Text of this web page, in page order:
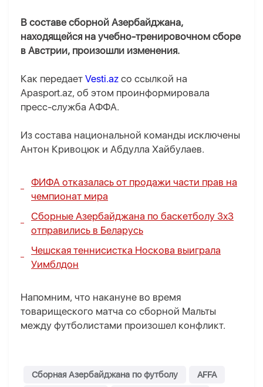
В составе сборной Азербайджана,
находящейся на учебно-тренировочном сборе
в Австрии, произошли изменения.
Как передает Vesti.az со ссылкой на
Apasport.az, об этом проинформировала
пресс-служба АФФА.
Из состава национальной команды исключены
Антон Кривоцюк и Абдулла Хайбулаев.
ФИФА отказалась от продажи части прав на
чемпионат мира
Сборные Азербайджана по баскетболу 3x3
отправились в Беларусь
Чешская теннисистка Носкова выиграла
Уимблдон
Напомним, что накануне во время
товарищеского матча со сборной Мальты
между футболистами произошел конфликт.
Сборная Азербайджана по футболу
AFFA